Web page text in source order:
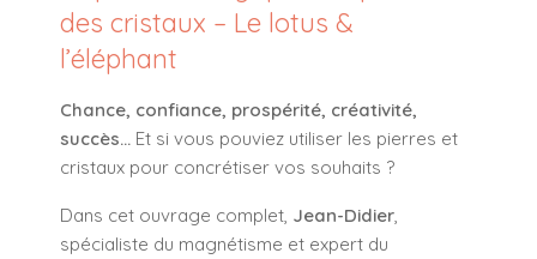
des cristaux – Le lotus &
l’éléphant
Chance, confiance, prospérité, créativité,
succès… Et si vous pouviez utiliser les pierres et
cristaux pour concrétiser vos souhaits ?
Dans cet ouvrage complet, Jean-Didier,
spécialiste du magnétisme et expert du